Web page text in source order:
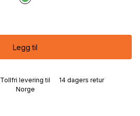
Legg til
Tollfri levering til
Norge
14 dagers retur